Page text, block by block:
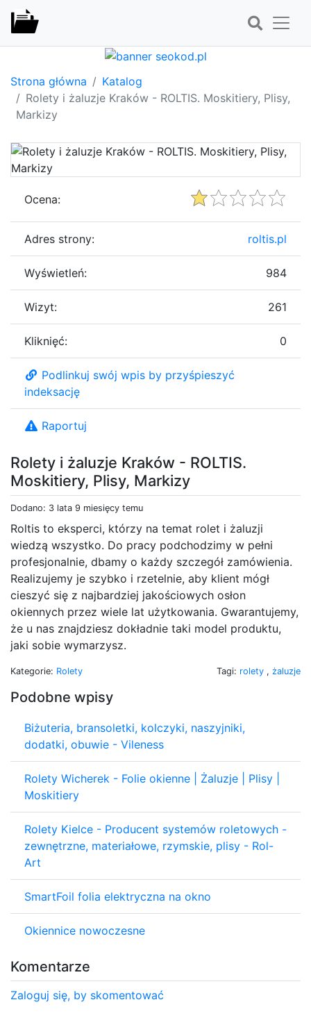
Strona główna
Katalog
Rolety i żaluzje Kraków - ROLTIS. Moskitiery, Plisy,
Markizy
Rolety i żaluzje Kraków - ROLTIS.
Moskitiery, Plisy, Markizy
Dodano: 3 lata 9 miesięcy temu
Roltis to eksperci, którzy na temat rolet i żaluzji
wiedzą wszystko. Do pracy podchodzimy w pełni
profesjonalnie, dbamy o każdy szczegół zamówienia.
Realizujemy je szybko i rzetelnie, aby klient mógł
cieszyć się z najbardziej jakościowych osłon
okiennych przez wiele lat użytkowania. Gwarantujemy,
że u nas znajdziesz dokładnie taki model produktu,
jaki sobie wymarzysz.
Kategorie: Rolety Tagi: rolety , żaluzje
Podobne wpisy
Biżuteria, bransoletki, kolczyki, naszyjniki,
dodatki, obuwie - Vileness
Rolety Wicherek - Folie okienne | Żaluzje | Plisy |
Moskitiery
Rolety Kielce - Producent systemów roletowych -
zewnętrzne, materiałowe, rzymskie, plisy - Rol-
Art
SmartFoil folia elektryczna na okno
Okiennice nowoczesne
Komentarze
Zaloguj się, by skomentować
Ocena:
Adres strony: roltis.pl
Wyświetleń: 984
Wizyt: 261
Kliknięć: 0
Podlinkuj swój wpis by przyśpieszyć
indeksację
Raportuj